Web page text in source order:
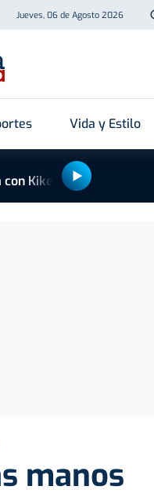
Jueves, 06 de Agosto 2026
Vida y Estilo
Kike Alonso
manos